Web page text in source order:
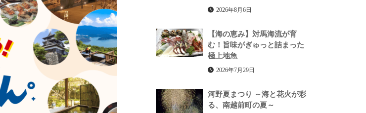
2026年8月6日
【海の恵み】対馬海流が育
む！旨味がぎゅっと詰まった
極上地魚
2026年7月29日
河野夏まつり ～海と花火が彩
る、南越前町の夏～